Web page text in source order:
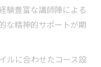
験豊富な講師陣による
な精神的サポートが期
ルに合わせたコース設